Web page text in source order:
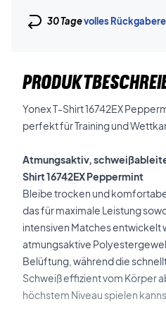
30 Tagevolles
Yonex T-Shirt 16742EX
perfekt für Training und
Atmungsaktiv,
Shirt 16742EX Peppermint
Bleibe trocken und
das für maximale Leistung
intensiven Matches entwickelt
atmungsaktive
Belüftung, während die
Schweiß effizient vom Körper
höchstem Niveau spielen